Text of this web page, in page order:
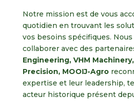
Notre mission est de vous
quotidien en trouvant les
vos besoins spécifiques.
collaborer avec des
Engineering, VHM
Precision, MOOIJ-Agro
expertise et leur leadership,
acteur historique présent